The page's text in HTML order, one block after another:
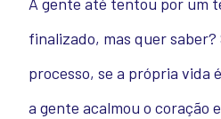
finalizado, mas quer saber?
processo, se a própria vida
a gente acalmou o coração